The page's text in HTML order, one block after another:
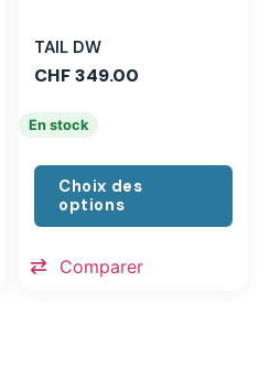
TAIL DW
CHF349.00
En stock
Choix des
options
Comparer